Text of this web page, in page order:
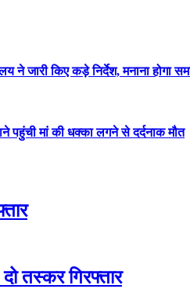
ने जारी किए कड़े निर्देश, मनाना होगा
पहुंची मां की धक्का लगने से दर्दनाक मौत
तस्कर गिरफ्तार